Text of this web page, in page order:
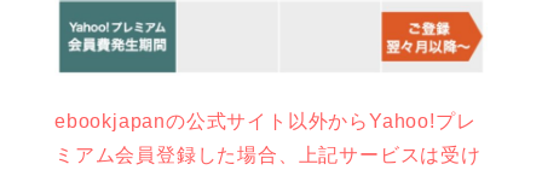
ebookjapanの公式サイト以外からYahoo!プレ
ミアム会員登録した場合、上記サービスは受け